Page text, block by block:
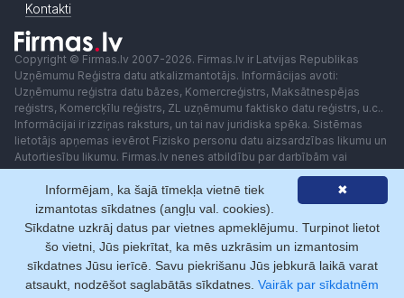
Kontakti
Copyright © Firmas.lv 2007-2026. Firmas.lv ir Latvijas Republikas
Uzņēmumu Reģistra datu atkalizmantotājs. Informācijas avoti:
Uzņēmumu reģistra datu bāzes, Komercreģistrs, Maksātnespējas
reģistrs, Komercķīlu reģistrs, ZL uzņēmumu faktisko datu reģistrs, u.c..
Informācijai ir izziņas raksturs, un tai nav juridiska spēka. Sistēmas
lietotājs apņemas ievērot Fizisko personu datu aizsardzības likumu un
Autortiesību likumu. Firmas.lv nenes atbildību par darbībām vai
lēmumiem, kas balstīti uz saņemto pakalpojumu. Lietotājam aizliegts
izmantot jebkādas automatizētas sistēmas vai iekārtas (robotus)
piekļuvei sistēmai bez rakstiskas saskaņošanas ar Firmas.lv. Galvenā
redaktore: Ingūna Pempere.
Lietošanas noteikumi
Privātuma politika Norēķini ar
✖
Informējam, ka šajā tīmekļa vietnē tiek
izmantotas sīkdatnes (angļu val. cookies).
Sīkdatne uzkrāj datus par vietnes apmeklējumu. Turpinot lietot
šo vietni, Jūs piekrītat, ka mēs uzkrāsim un izmantosim
sīkdatnes Jūsu ierīcē. Savu piekrišanu Jūs jebkurā laikā varat
atsaukt, nodzēšot saglabātās sīkdatnes. Vairāk par sīkdatnēm